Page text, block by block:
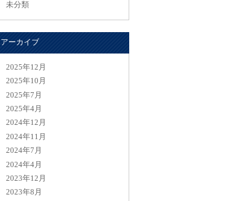
未分類
アーカイブ
2025年12月
2025年10月
2025年7月
2025年4月
2024年12月
2024年11月
2024年7月
2024年4月
2023年12月
2023年8月